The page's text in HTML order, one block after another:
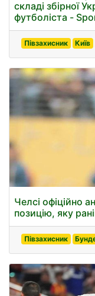
складі збірної
футболіста -
Півзахисник Київ
Челсі офіційно
позицію, яку
Півзахисник